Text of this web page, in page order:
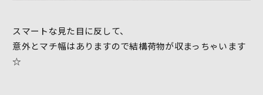
スマートな見た目に反して、
意外とマチ幅はありますので結構荷物が収まっちゃいます
☆